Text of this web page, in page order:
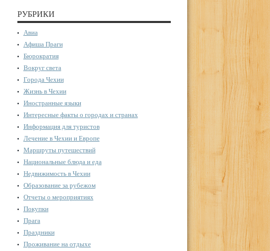
РУБРИКИ
Авиа
Афиша Праги
Бюрократия
Вокруг света
Города Чехии
Жизнь в Чехии
Иностранные языки
Интересные факты о городах и странах
Информация для туристов
Лечение в Чехии и Европе
Маршруты путешествий
Национальные блюда и еда
Недвижимость в Чехии
Образование за рубежом
Отчеты о мероприятиях
Покупки
Прага
Праздники
Проживание на отдыхе